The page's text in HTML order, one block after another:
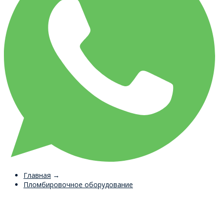
Главная →
Пломбировочное оборудование